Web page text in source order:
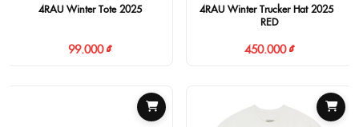
4RAU Winter Tote 2025
99.000 ₫
4RAU Winter Trucker Hat 2025 -
RED
450.000 ₫